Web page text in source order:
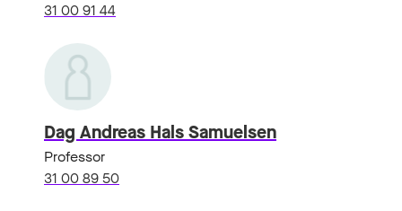
31 00 91 44
Dag Andreas Hals Samuelsen
Professor
31 00 89 50